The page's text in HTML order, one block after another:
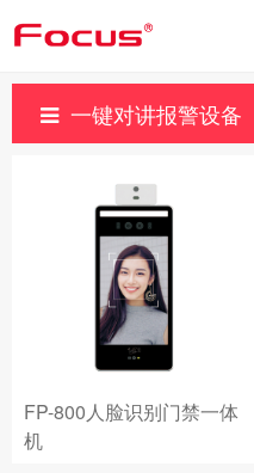
一键对讲报警设备
FP-800人脸识别门禁一体
机